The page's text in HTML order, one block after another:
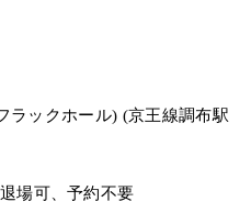
ラックホール) (京王線調布駅
場可、予約不要